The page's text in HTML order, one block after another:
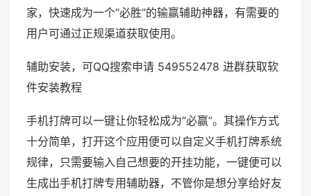
家，快速成为一个“必胜”的输赢辅助神器，有需要的
用户可通过正规渠道获取使用。
辅助安装，可QQ搜索申请 549552478 进群获取软
件安装教程
手机打牌可以一键让你轻松成为“必赢”。其操作方式
十分简单，打开这个应用便可以自定义手机打牌系统
规律，只需要输入自己想要的开挂功能，一键便可以
生成出手机打牌专用辅助器，不管你是想分享给好友